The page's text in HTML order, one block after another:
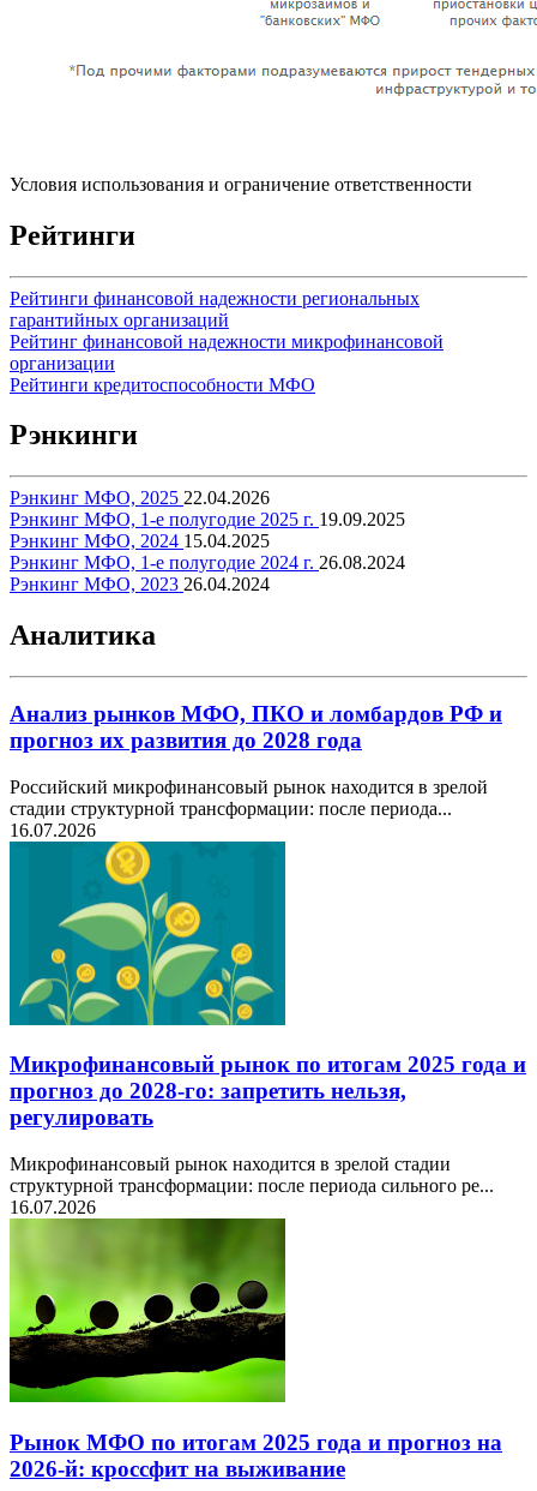
Условия использования и ограничение ответственности
Рейтинги
Рейтинги финансовой надежности региональных
гарантийных организаций
Рейтинг финансовой надежности микрофинансовой
организации
Рейтинги кредитоспособности МФО
Рэнкинги
Рэнкинг МФО, 2025 22.04.2026
Рэнкинг МФО, 1-е полугодие 2025 г. 19.09.2025
Рэнкинг МФО, 2024 15.04.2025
Рэнкинг МФО, 1-е полугодие 2024 г. 26.08.2024
Рэнкинг МФО, 2023 26.04.2024
Аналитика
Анализ рынков МФО, ПКО и ломбардов РФ и
прогноз их развития до 2028 года
Российский микрофинансовый рынок находится в зрелой
стадии структурной трансформации: после периода...
16.07.2026
Микрофинансовый рынок по итогам 2025 года и
прогноз до 2028-го: запретить нельзя,
регулировать
Микрофинансовый рынок находится в зрелой стадии
структурной трансформации: после периода сильного ре...
16.07.2026
Рынок МФО по итогам 2025 года и прогноз на
2026-й: кроссфит на выживание